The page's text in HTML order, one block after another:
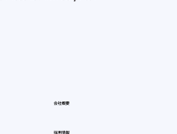
会社概要
採用情報